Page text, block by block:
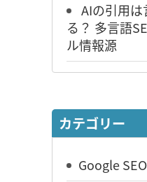
AIの引用
る？ 多言語
ル情報源
カテゴリー
Google SEO